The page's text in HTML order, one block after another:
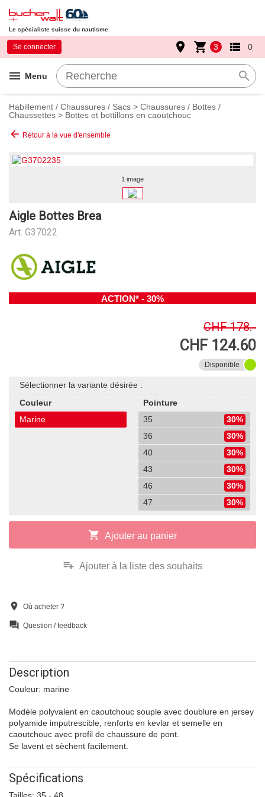
Le spécialiste suisse du nautisme
menu Menu search
Se connecter place shopping_cart 3 view_list 0
Habillement / Chaussures / Sacs > Chaussures / Bottes /
Chaussettes > Bottes et bottillons en caoutchouc
arrow_back Retour à la vue d'ensemble
1 image
Aigle Bottes Brea
Art. G37022
ACTION* - 30%
CHF 178.-
CHF 124.60
Disponible
Sélectionner la variante désirée :
Couleur
Marine
Pointure
35
30%
36
30%
40
30%
43
30%
46
30%
47
30%
shopping_cart Ajouter au panier
playlist_add Ajouter à la liste des souhaits
location_on Où acheter ?
question_answer Question / feedback
Description
Couleur: marine
Modèle polyvalent en caoutchouc souple avec doublure en jersey
polyamide imputrescible, renforts en kevlar et semelle en
caoutchouc avec profil de chaussure de pont.
Se lavent et sèchent facilement.
Spécifications